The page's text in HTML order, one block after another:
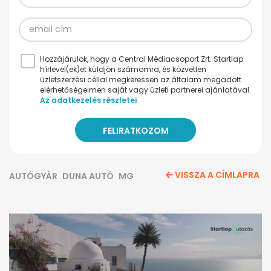
Hozzájárulok, hogy a Central Médiacsoport Zrt. Startlap
hírlevel(ek)et küldjön számomra, és közvetlen
üzletszerzési céllal megkeressen az általam megadott
elérhetőségeimen saját vagy üzleti partnerei ajánlatával.
Az adatkezelés részletei
AUTÓGYÁR DUNA AUTÓ MG VISSZA A CÍMLAPRA